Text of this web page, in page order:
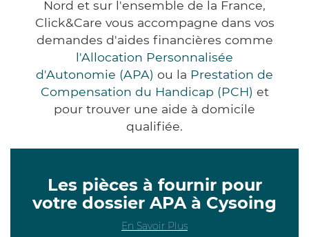
Nord et sur l'ensemble de la France,
Click&Care vous accompagne dans vos
demandes d'aides financières comme
l'Allocation Personnalisée
d'Autonomie (APA) ou la Prestation de
Compensation du Handicap (PCH) et
pour trouver une aide à domicile
qualifiée.
Les pièces à fournir pour
votre dossier APA à Cysoing
En Savoir Plus